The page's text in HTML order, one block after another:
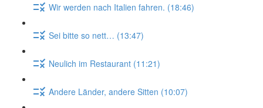
Wir werden nach Italien fahren. (18:46)
Sei bitte so nett… (13:47)
Neulich im Restaurant (11:21)
Andere Länder, andere Sitten (10:07)